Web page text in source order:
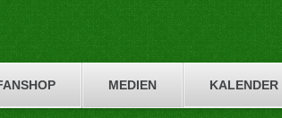
MEDIEN KALENDER